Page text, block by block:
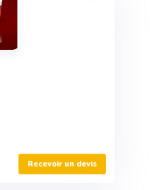
Recevoir un devis